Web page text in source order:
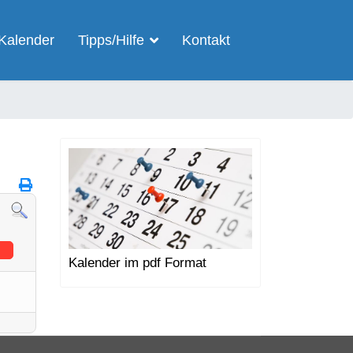
Tipps/Hilfe Kontakt
Kalender im pdf Format